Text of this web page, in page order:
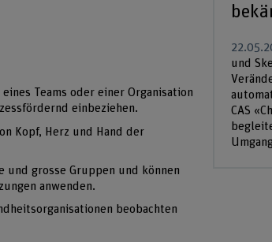
Teams oder einer Organisation
einbeziehen.
Kopf, Herz und Hand der
grosse Gruppen und können
anwenden.
beobachten
und
CAS